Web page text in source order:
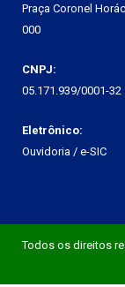
Praça Coronel
000
CNPJ:
05.171.939/0001-32
Eletrônico:
Ouvidoria / e-SIC
Todos os direitos